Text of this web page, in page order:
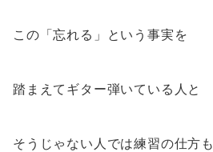
この「忘れる」という事実を
踏まえてギター弾いている人と
そうじゃない人では練習の仕方も